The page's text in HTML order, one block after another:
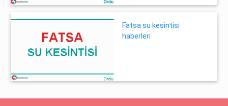
Fatsa su kesintisi
haberleri